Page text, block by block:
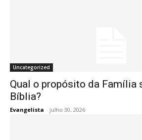
Uncategorized
Qual o propósito da Família
Bíblia?
Evangelista - julho 30, 2026